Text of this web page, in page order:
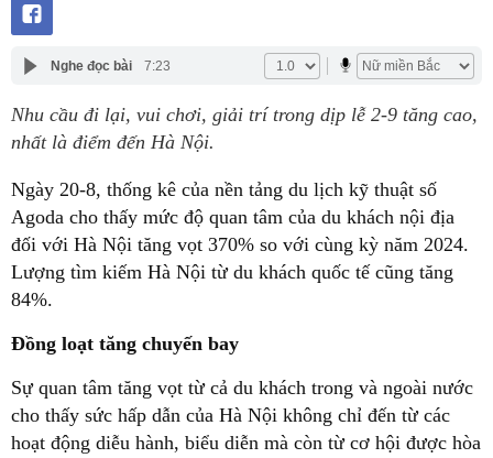
Nghe đọc bài 7:23
Nhu cầu đi lại, vui chơi, giải trí trong dịp lễ 2-9 tăng cao,
nhất là điểm đến Hà Nội.
Ngày 20-8, thống kê của nền tảng du lịch kỹ thuật số
Agoda cho thấy mức độ quan tâm của du khách nội địa
đối với Hà Nội tăng vọt 370% so với cùng kỳ năm 2024.
Lượng tìm kiếm Hà Nội từ du khách quốc tế cũng tăng
84%.
Đồng loạt tăng chuyến bay
Sự quan tâm tăng vọt từ cả du khách trong và ngoài nước
cho thấy sức hấp dẫn của Hà Nội không chỉ đến từ các
hoạt động diễu hành, biểu diễn mà còn từ cơ hội được hòa